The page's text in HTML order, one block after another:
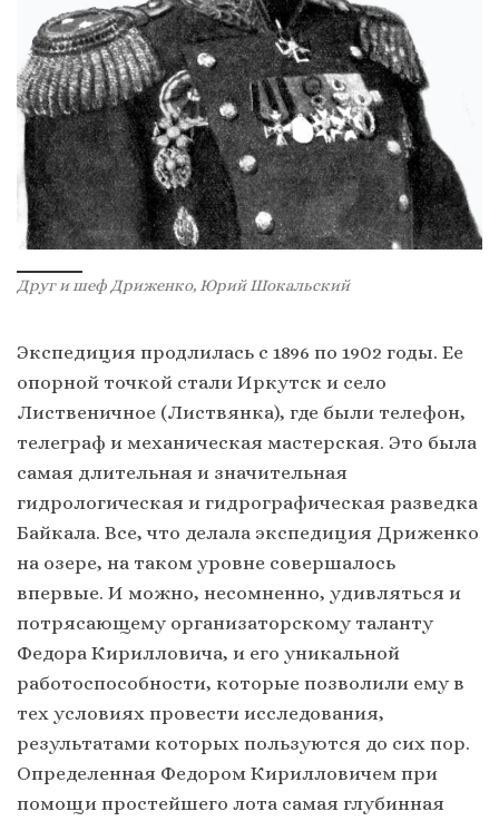
Друг и шеф Дриженко, Юрий Шокальский
Экспедиция продлилась с 1896 по 1902 годы. Ее
опорной точкой стали Иркутск и село
Лиственичное (Листвянка), где были телефон,
телеграф и механическая мастерская. Это была
самая длительная и значительная
гидрологическая и гидрографическая разведка
Байкала. Все, что делала экспедиция Дриженко
на озере, на таком уровне совершалось
впервые. И можно, несомненно, удивляться и
потрясающему организаторскому таланту
Федора Кирилловича, и его уникальной
работоспособности, которые позволили ему в
тех условиях провести исследования,
результатами которых пользуются до сих пор.
Определенная Федором Кирилловичем при
помощи простейшего лота самая глубинная